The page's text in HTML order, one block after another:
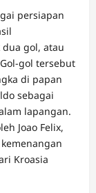
persiapan
gol, atau
gol tersebut
di papan
sebagai
lapangan.
Joao Felix,
Kroasia